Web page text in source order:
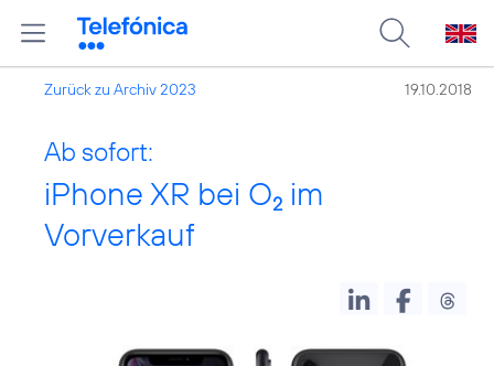
Zurück zu Archiv 2023 19.10.2018
Ab sofort:
iPhone XR bei O2 im
Vorverkauf